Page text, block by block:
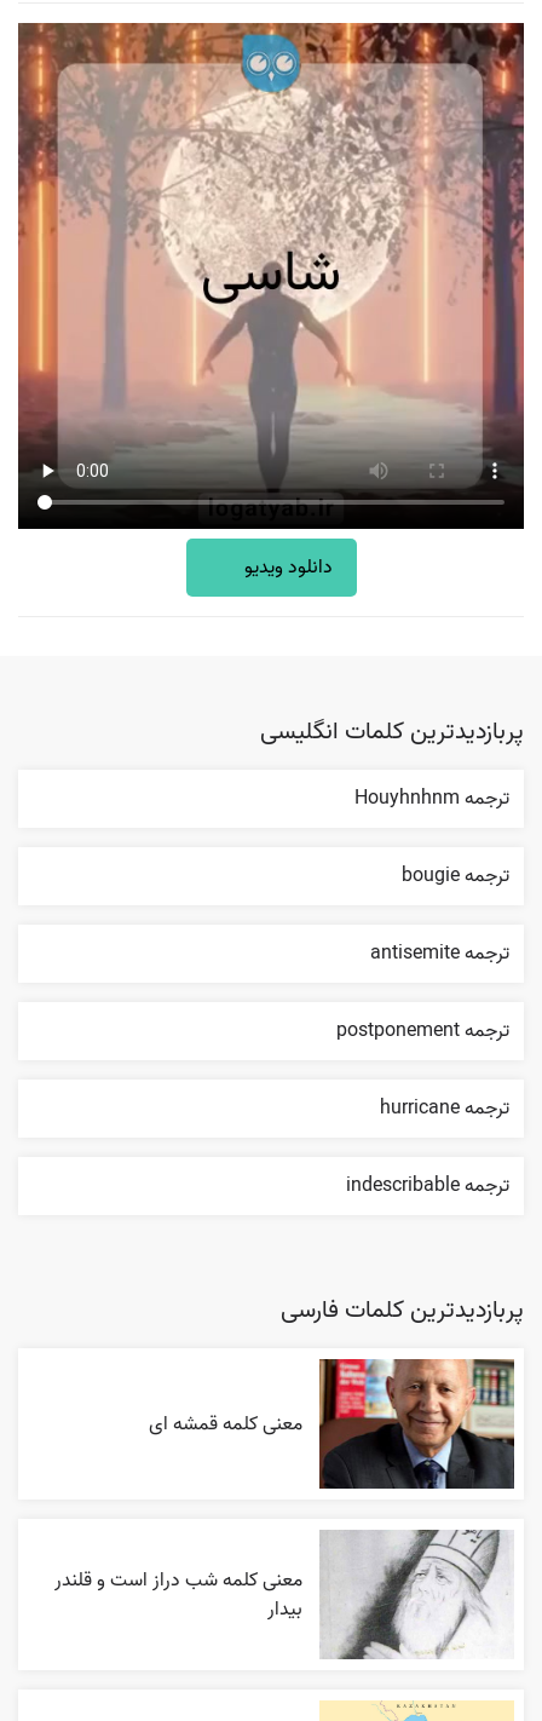
دانلود ویدیو
پربازدیدترین کلمات انگلیسی
ترجمه Houyhnhnm
ترجمه bougie
ترجمه antisemite
ترجمه postponement
ترجمه hurricane
ترجمه indescribable
پربازدیدترین کلمات فارسی
معنی کلمه قمشه ای
معنی کلمه شب دراز است و قلندر
بیدار